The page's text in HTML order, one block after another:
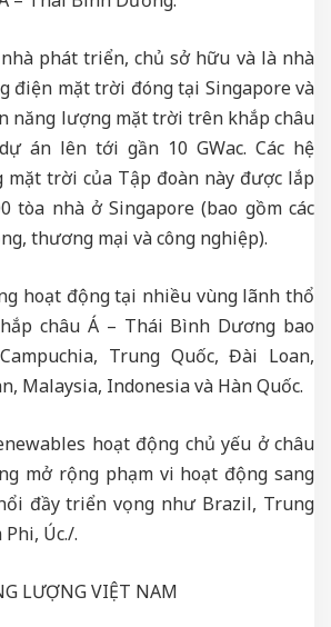
nhà phát triển, chủ sở hữu và là nhà
điện mặt trời đóng tại Singapore và
năng lượng mặt trời trên khắp châu
án lên tới gần 10 GWac. Các hệ
trời của Tập đoàn này được lắp
tòa nhà ở Singapore (bao gồm các
thương mại và công nghiệp).
hoạt động tại nhiều vùng lãnh thổ
châu Á – Thái Bình Dương bao
Trung Quốc, Đài Loan,
Malaysia, Indonesia và Hàn Quốc.
hoạt động chủ yếu ở châu
mở rộng phạm vi hoạt động sang
đầy triển vọng như Brazil, Trung
Úc./.
LƯỢNG VIỆT NAM